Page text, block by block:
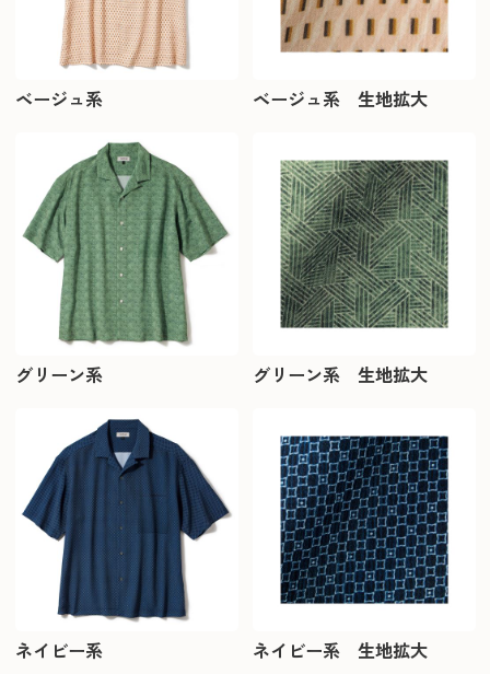
ベージュ系 ベージュ系 生地拡大
グリーン系 グリーン系 生地拡大
ネイビー系 ネイビー系 生地拡大